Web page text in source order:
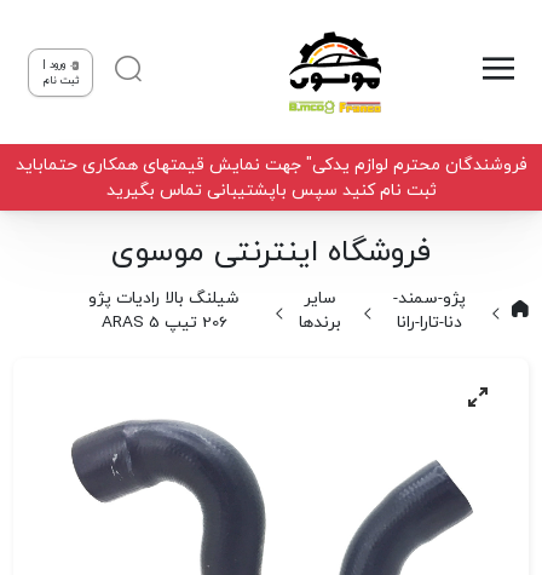
ورود |
ثبت نام
فروشندگان محترم لوازم یدکی" جهت نمایش قیمتهای همکاری حتماباید
ثبت نام کنید سپس باپشتیبانی تماس بگیرید
فروشگاه اینترنتی موسوی
پژو-سمند-
دنا-تارا-رانا
سایر
برندها
شیلنگ بالا رادیات پژو
206 تیپ 5 ARAS